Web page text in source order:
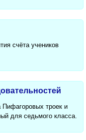
счёта учеников
троек и
для седьмого класса.